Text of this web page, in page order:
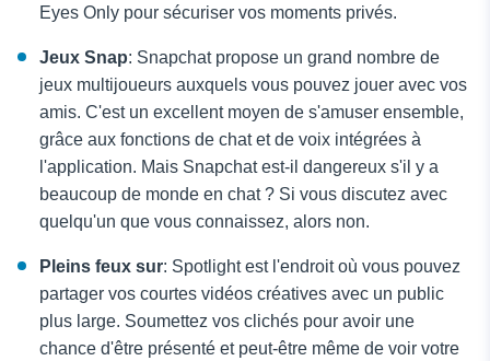
Eyes Only pour sécuriser vos moments privés.
Jeux Snap: Snapchat propose un grand nombre de
jeux multijoueurs auxquels vous pouvez jouer avec vos
amis. C'est un excellent moyen de s'amuser ensemble,
grâce aux fonctions de chat et de voix intégrées à
l'application. Mais Snapchat est-il dangereux s'il y a
beaucoup de monde en chat ? Si vous discutez avec
quelqu'un que vous connaissez, alors non.
Pleins feux sur: Spotlight est l'endroit où vous pouvez
partager vos courtes vidéos créatives avec un public
plus large. Soumettez vos clichés pour avoir une
chance d'être présenté et peut-être même de voir votre